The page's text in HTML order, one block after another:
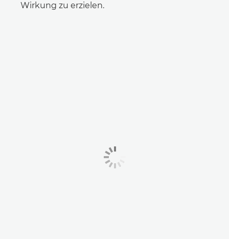
Wirkung zu erzielen.